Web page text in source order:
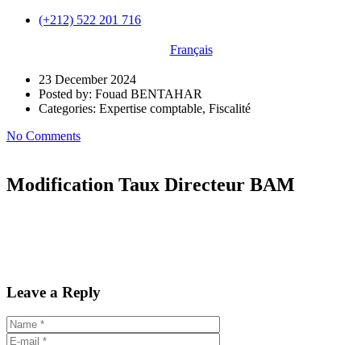
(+212) 522 201 716
Français
23 December 2024
Posted by: Fouad BENTAHAR
Categories: Expertise comptable, Fiscalité
No Comments
Modification Taux Directeur BAM
Leave a Reply